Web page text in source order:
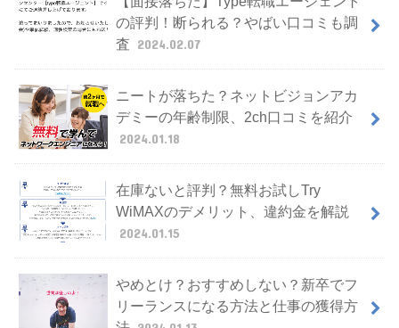
の評判！断られる？やばい口コミも調
査 2024.02.07
ニートが落ちた？ネットビジョンアカ
デミーの年齢制限、2ch口コミを紹介
2024.01.18
在庫ないと評判？無料お試しTry
WiMAXのデメリット、違約金を解説
2024.01.15
やめとけ？おすすめしない？新卒でフ
リーランスになる方法と仕事の獲得方